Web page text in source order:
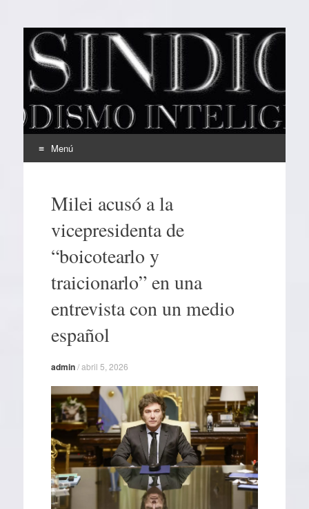
EL SINDICAL
Periodismo Inteligente
Menú
contenidoMilei acusó a la
vicepresidenta de
“boicotearlo y
traicionarlo” en una
entrevista con un medio
español
admin/abril 5, 2026